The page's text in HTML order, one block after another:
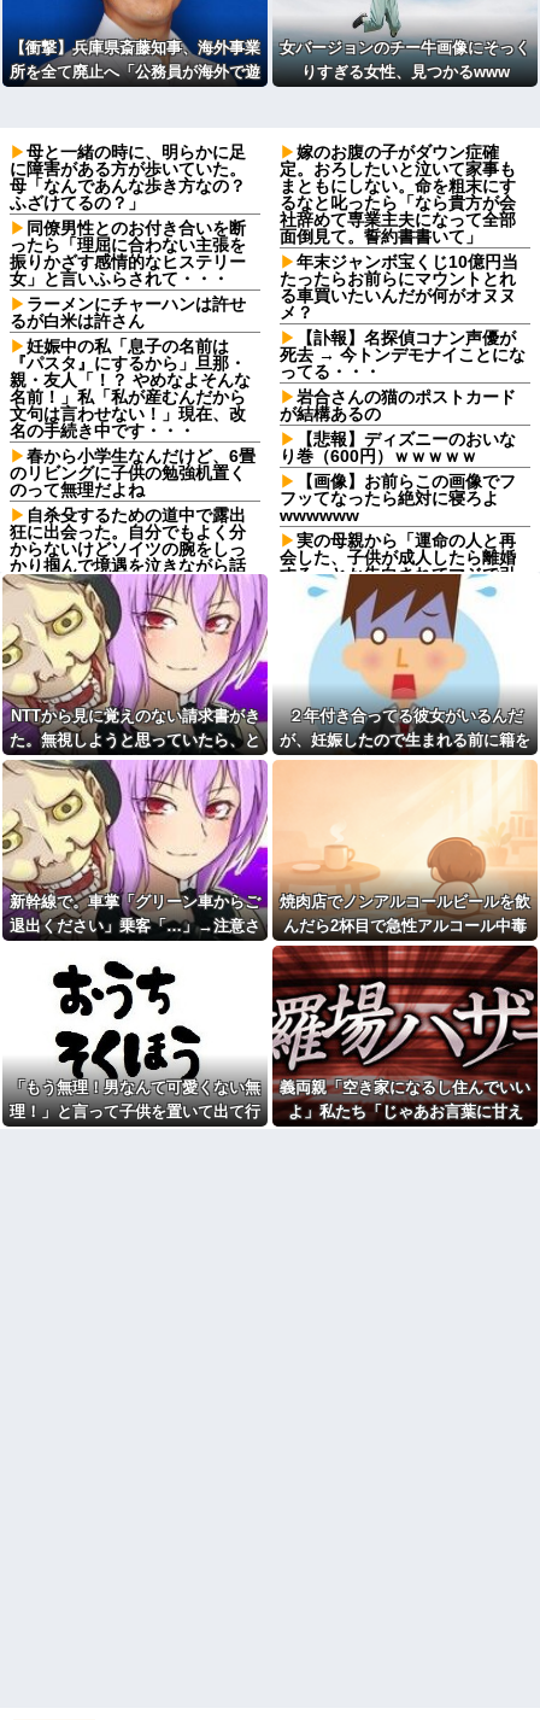
【衝撃】兵庫県斎藤知事、海外事業
所を全て廃止へ「公務員が海外で遊
女バージョンのチー牛画像にそっく
りすぎる女性、見つかるwww
母と一緒の時に、明らかに足
に障害がある方が歩いていた。
母「なんであんな歩き方なの？
ふざけてるの？」
同僚男性とのお付き合いを断
ったら「理屈に合わない主張を
振りかざす感情的なヒステリー
女」と言いふらされて・・・
ラーメンにチャーハンは許せ
るが白米は許さん
妊娠中の私「息子の名前は
『パスタ』にするから」旦那・
親・友人「！？ やめなよそんな
名前！」私「私が産むんだから
文句は言わせない！」現在、改
名の手続き中です・・・
春から小学生なんだけど、6畳
のリビングに子供の勉強机置く
のって無理だよね
自杀殳するための道中で露出
狂に出会った。自分でもよく分
からないけどソイツの腕をしっ
かり掴んで境遇を泣きながら話
した。すると露出狂は…
コトメ「あなたには無理でし
ょ？」私「できますけど？」→
何も知らない前提で話しかけて
くるコトメが止まらず…
彼氏から突然振られた。理由
を聞くと「生ハムチーズクレー
プ食べたから」と言われて…
転勤がなくて家から近くて仕
事も楽そうだけど一人暮らしす
るチャンスを逃してずっと実家
暮らしになりそう
彼女「他の男性に誘われちゃ
った」俺「それ言って何がした
いの？」→何度も試されるたび
気持ちが冷めていって…
【後編】俺の娘の結婚が破談
に。だが彼氏は「2000万の土
地」を購入。こじれた二人は想
像以上の修羅場に
NTTから見に覚えのない請求
書がきた。無視しようと思って
いたら、とんでもない事実が判
【悲報】Z世代「なんでセルフ
レジなのに自分で商品通さない
といけないんだ」
祭りって謎だよな、誰が神輿
担いでるの？屋台出店してる奴
嫁のお腹の子がダウン症確
定。おろしたいと泣いて家事も
まともにしない。命を粗末にす
るなと叱ったら「なら貴方が会
社辞めて専業主夫になって全部
面倒見て。誓約書書いて」
年末ジャンボ宝くじ10億円当
たったらお前らにマウントとれ
る車買いたいんだが何がオヌヌ
メ？
【訃報】名探偵コナン声優が
死去 → 今トンデモナイことにな
ってる・・・
岩合さんの猫のポストカード
が結構あるの
【悲報】ディズニーのおいな
り巻（600円）ｗｗｗｗｗ
【画像】お前らこの画像でフ
フッてなったら絶対に寝ろよ
wwwwww
実の母親から「運命の人と再
会した、子供が成人したら離婚
する」とか告白されてマジで引
いたんだが！なんやかんや理由
つけて子供4人も作っておいて未
成年の子供に言う話かよ！
【衝撃画像】有名セクシー女
優さん、整形手術に大失敗して
撮影不能に⇒！！
取引先の接待で彼氏が突然
「ミスタァァアァァァァアアア
アァァ、ムンラァァァイ！」
切迫流産で自宅安静の私…な
連続突撃！夫経由で断ると私に
直接LINEしてきて絶句←大人し
く自宅の風呂に入れよ
【正論】今の20代「タモリっ
ておもしろくないじゃん。笑っ
たことないんだけど、なにがす
ごいの？」他
彼女と同棲初めたら家に物が5
倍くらい増えてストレスヤバ
い。3LDKで余裕だろと思ってた
けど全部埋めやがった
【悲報】警察に射殺された包
丁男、直前に母を亡くし精神的
ショックを受けていたと判明
里帰り出産した嫁が実家から
帰ってこないので離婚要求。す
ると義父がブチギレた
NTTから見に覚えのない請求書がき
た。無視しようと思っていたら、と
んでもない事実が判明して…
２年付き合ってる彼女がいるんだ
が、妊娠したので生まれる前に籍を
入れたいと言われた。俺は種がほぼ
無いはずなのに...
新幹線で。車掌「グリーン車からご
退出ください」乗客「…」→注意さ
その直後まさかの展開に…
焼肉店でノンアルコールビールを飲
んだら2杯目で急性アルコール中毒
になった。それで警察と保健所を巻
き込む騒ぎに…
「もう無理！男なんて可愛くない無
理！」と言って子供を置いて出て行
義両親「空き家になるし住んでいい
よ」私たち「じゃあお言葉に甘え